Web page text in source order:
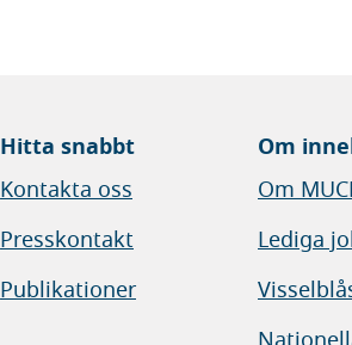
Hitta snabbt
Kontakta oss
Presskontakt
Publikationer
Om
Om
Lediga